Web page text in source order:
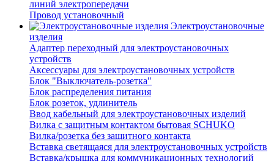
линий электропередачи
Провод установочный
Электроустановочные
изделия
Адаптер переходный для электроустановочных
устройств
Аксессуары для электроустановочных устройств
Блок "Выключатель-розетка"
Блок распределения питания
Блок розеток, удлинитель
Ввод кабельный для электроустановочных изделий
Вилка с защитным контактом бытовая SCHUKO
Вилка/розетка без защитного контакта
Вставка светящаяся для электроустановочных устройств
Вставка/крышка для коммуникационных технологий